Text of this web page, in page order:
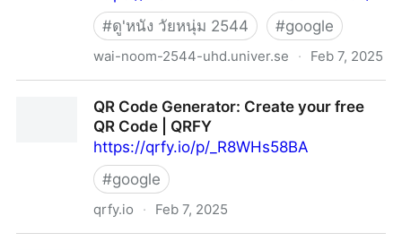
#ดู'หนัง วัยหนุ่ม 2544 #google
wai-noom-2544-uhd.univer.se · Feb 7, 2025
– พากย์ไทย/ซับไทยQR Code Generator: Create your free
QR Code | QRFY
https://qrfy.io/p/_R8WHs58BA
#google
qrfy.io · Feb 7, 2025